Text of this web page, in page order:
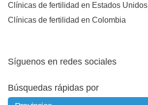
Clínicas de fertilidad en Estados Unidos
Clínicas de fertilidad en Colombia
Síguenos en redes sociales
Búsquedas rápidas por